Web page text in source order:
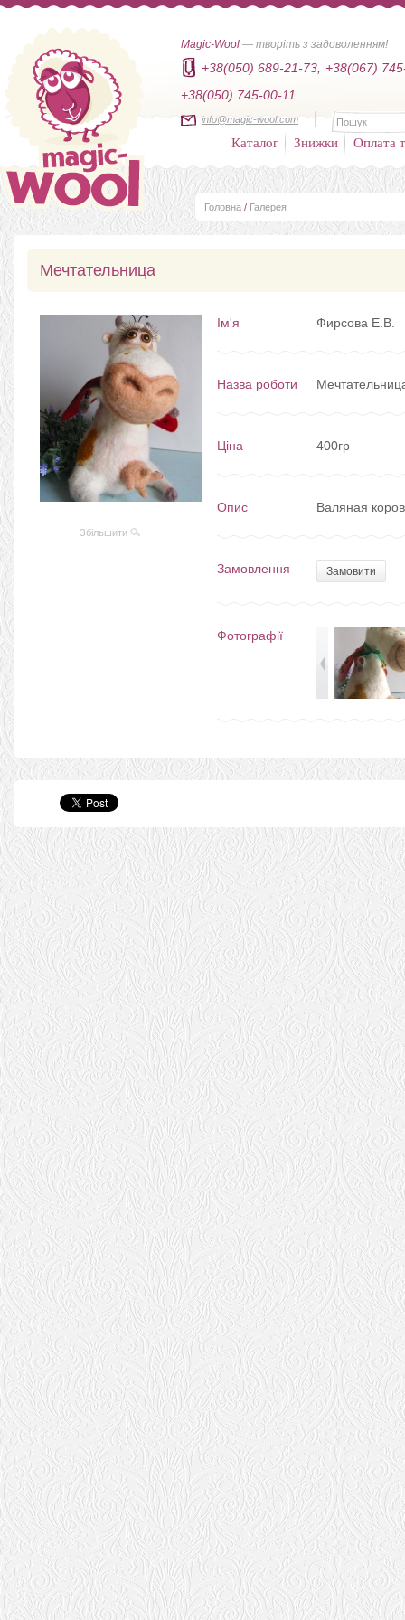
Magic-Wool — творіть з задоволенням!
+38(050) 689-21-73,
+38(067)
+38(050) 745-00-11
info@magic-wool.com
Каталог Знижки Оплата
Головна / Галерея
Мечтательница
Збільшити
Ім'я Фирсова Е.В.
Назва роботи
Ціна 400гр
Опис Валяная
Замовлення Замовити
Фотографії